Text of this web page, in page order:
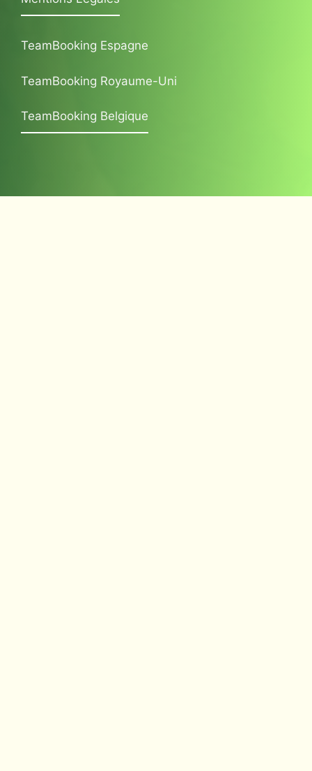
TeamBooking Espagne
TeamBooking Royaume-Uni
TeamBooking Belgique